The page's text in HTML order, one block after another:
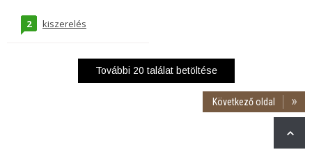
2 kiszerelés
További 20 találat betöltése
Következő oldal